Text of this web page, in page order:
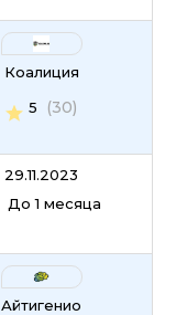
Коалиция
5
(30)
29.11.2023
До 1 месяца
Айтигенио